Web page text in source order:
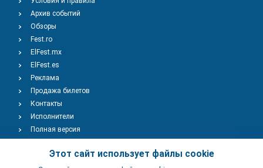
Этот сайт использует файлы cookie
Архив событий
Обзоры
Fest.ro
ElFest.mx
ElFest.es
Реклама
Продажа билетов
Контакты
Исполнители
Полная версия